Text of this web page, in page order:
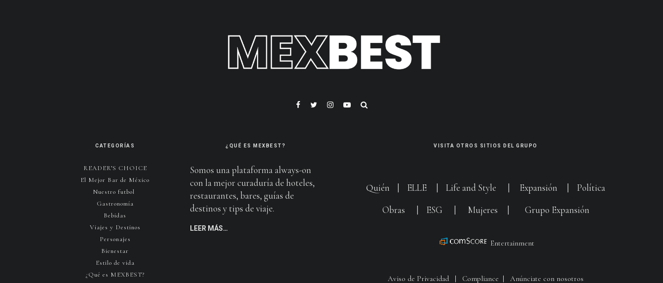
CATEGORÍAS
READER’S CHOICE
El Mejor Bar de México
Nuestro futbol
Gastronomía
Bebidas
Viajes y Destinos
Personajes
Bienestar
Estilo de vida
¿Qué es MEXBEST?
¿QUÉ ES MEXBEST?
Somos una plataforma always-on
con la mejor curaduría de hoteles,
restaurantes, bares, guías de
destinos y tips de viaje.
LEER MÁS…
VISITA OTROS SITIOS DEL GRUPO
Quién ELLE Life and Style Expansión
Política
Obras
ESG Mujeres Grupo Expansión
Entertainment
Aviso de Privacidad | Compliance | Anúnciate con nosotros